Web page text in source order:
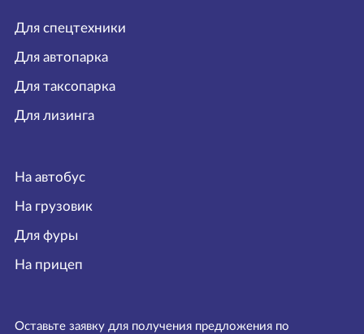
Для спецтехники
Для автопарка
Для таксопарка
Для лизинга
На автобус
На грузовик
Для фуры
На прицеп
Оставьте заявку для получения предложения по